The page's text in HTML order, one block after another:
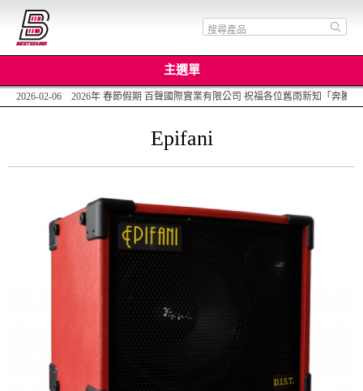
主選單
2026-02-06 2026年 春節假期 百聲國際實業有限公司 祝福各位舊雨新知「奔騰
Epifani